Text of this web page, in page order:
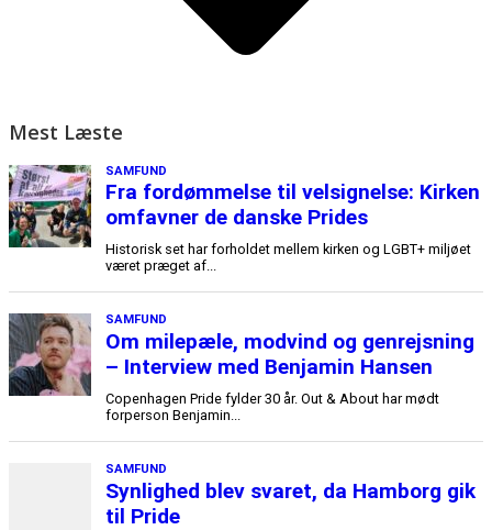
Mest Læste
SAMFUND
Fra fordømmelse til velsignelse: Kirken
omfavner de danske Prides
Historisk set har forholdet mellem kirken og LGBT+ miljøet
været præget af...
SAMFUND
Om milepæle, modvind og genrejsning
– Interview med Benjamin Hansen
Copenhagen Pride fylder 30 år. Out & About har mødt
forperson Benjamin...
SAMFUND
Synlighed blev svaret, da Hamborg gik
til Pride